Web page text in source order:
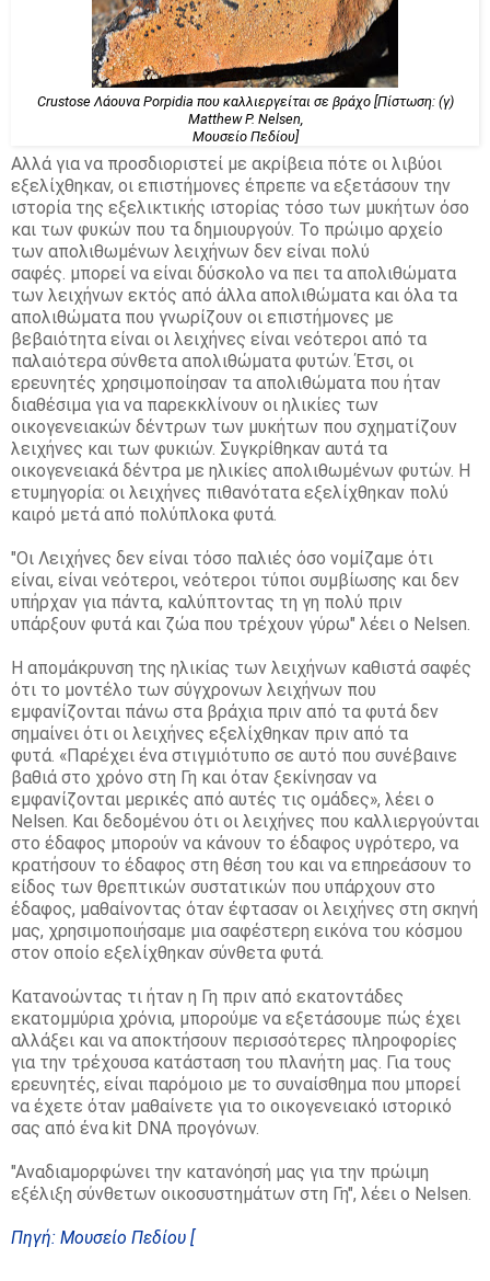
Crustose Λάουνα Porpidia που καλλιεργείται σε βράχο [Πίστωση: (γ)
Matthew P. Nelsen,
Μουσείο Πεδίου]
Αλλά για να προσδιοριστεί με ακρίβεια πότε οι λιβύοι
εξελίχθηκαν, οι επιστήμονες έπρεπε να εξετάσουν την
ιστορία της εξελικτικής ιστορίας τόσο των μυκήτων όσο
και των φυκών που τα δημιουργούν. Το πρώιμο αρχείο
των απολιθωμένων λειχήνων δεν είναι πολύ
σαφές. μπορεί να είναι δύσκολο να πει τα απολιθώματα
των λειχήνων εκτός από άλλα απολιθώματα και όλα τα
απολιθώματα που γνωρίζουν οι επιστήμονες με
βεβαιότητα είναι οι λειχήνες είναι νεότεροι από τα
παλαιότερα σύνθετα απολιθώματα φυτών.Έτσι, οι
ερευνητές χρησιμοποίησαν τα απολιθώματα που ήταν
διαθέσιμα για να παρεκκλίνουν οι ηλικίες των
οικογενειακών δέντρων των μυκήτων που σχηματίζουν
λειχήνες και των φυκιών. Συγκρίθηκαν αυτά τα
οικογενειακά δέντρα με ηλικίες απολιθωμένων φυτών. Η
ετυμηγορία: οι λειχήνες πιθανότατα εξελίχθηκαν πολύ
καιρό μετά από πολύπλοκα φυτά.
"Οι Λειχήνες δεν είναι τόσο παλιές όσο νομίζαμε ότι
είναι, είναι νεότεροι, νεότεροι τύποι συμβίωσης και δεν
υπήρχαν για πάντα, καλύπτοντας τη γη πολύ πριν
υπάρξουν φυτά και ζώα που τρέχουν γύρω" λέει ο Nelsen.
Η απομάκρυνση της ηλικίας των λειχήνων καθιστά σαφές
ότι το μοντέλο των σύγχρονων λειχήνων που
εμφανίζονται πάνω στα βράχια πριν από τα φυτά δεν
σημαίνει ότι οι λειχήνες εξελίχθηκαν πριν από τα
φυτά. «Παρέχει ένα στιγμιότυπο σε αυτό που συνέβαινε
βαθιά στο χρόνο στη Γη και όταν ξεκίνησαν να
εμφανίζονται μερικές από αυτές τις ομάδες», λέει ο
Nelsen. Και δεδομένου ότι οι λειχήνες που καλλιεργούνται
στο έδαφος μπορούν να κάνουν το έδαφος υγρότερο, να
κρατήσουν το έδαφος στη θέση του και να επηρεάσουν το
είδος των θρεπτικών συστατικών που υπάρχουν στο
έδαφος, μαθαίνοντας όταν έφτασαν οι λειχήνες στη σκηνή
μας, χρησιμοποιήσαμε μια σαφέστερη εικόνα του κόσμου
στον οποίο εξελίχθηκαν σύνθετα φυτά.
Κατανοώντας τι ήταν η Γη πριν από εκατοντάδες
εκατομμύρια χρόνια, μπορούμε να εξετάσουμε πώς έχει
αλλάξει και να αποκτήσουν περισσότερες πληροφορίες
για την τρέχουσα κατάσταση του πλανήτη μας. Για τους
ερευνητές, είναι παρόμοιο με το συναίσθημα που μπορεί
να έχετε όταν μαθαίνετε για το οικογενειακό ιστορικό
σας από ένα kit DNA προγόνων.
"Αναδιαμορφώνει την κατανόησή μας για την πρώιμη
εξέλιξη σύνθετων οικοσυστημάτων στη Γη", λέει ο Nelsen.
Πηγή: Μουσείο Πεδίου [